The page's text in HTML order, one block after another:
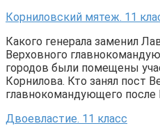
Корниловский мятеж. 11
Какого генерала заменил
Верховного
городов были помещены
Корнилова. Кто занял пост
главнокомандующего после
Двоевластие. 11 класс